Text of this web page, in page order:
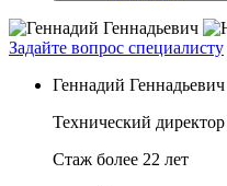
Задайте вопрос специалисту
Геннадий Геннадьевич
Технический директор
Стаж более 22 лет